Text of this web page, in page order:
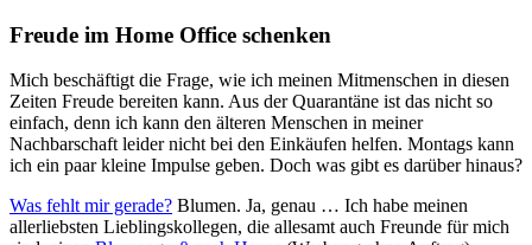
Freude im Home Office schenken
Mich beschäftigt die Frage, wie ich meinen Mitmenschen in diesen
Zeiten Freude bereiten kann. Aus der Quarantäne ist das nicht so
einfach, denn ich kann den älteren Menschen in meiner
Nachbarschaft leider nicht bei den Einkäufen helfen. Montags kann
ich ein paar kleine Impulse geben. Doch was gibt es darüber hinaus?
Was fehlt mir gerade? Blumen. Ja, genau … Ich habe meinen
allerliebsten Lieblingskollegen, die allesamt auch Freunde für mich